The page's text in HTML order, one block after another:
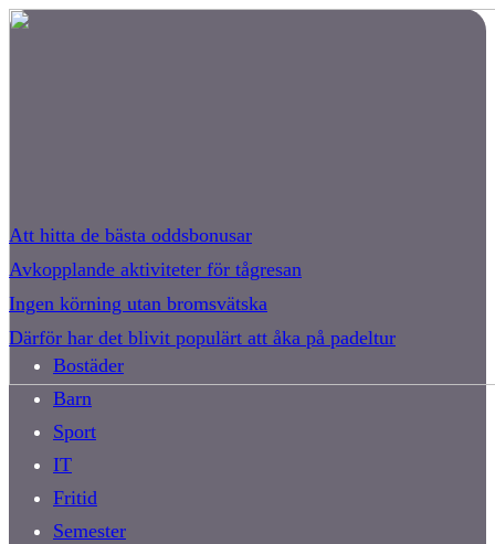
Att hitta de bästa oddsbonusar
Avkopplande aktiviteter för tågresan
Ingen körning utan bromsvätska
Därför har det blivit populärt att åka på padeltur
Bostäder
Barn
Sport
IT
Fritid
Semester